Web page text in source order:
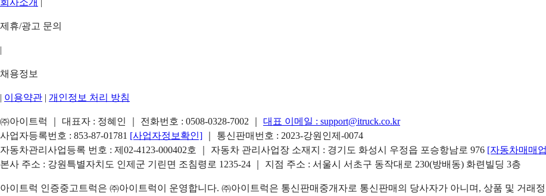
회사소개 |
제휴/광고 문의
|
채용정보
| 이용약관 | 개인정보 처리 방침
㈜아이트럭 ｜ 대표자 : 정혜인 ｜ 전화번호 : 0508-0328-7002 대표 이메일 : support@itruck.co.kr
사업자등록번호 : 853-87-01781 [사업자정보확인]
｜ 통신판매번호 : 2023-강원인제-0074
자동차관리사업등록 번호 : 제02-4123-000402호 ｜ 자동차 관리사업장 소재지 : 경기도 화성시 우정읍 포승항남로 976 [자동차매매
본사 주소 : 강원특별자치도 인제군 기린면 조침령로 1235-24 ｜ 지점 주소 : 서울시 서초구 동작대로 230(방배동) 화련빌딩 3층
아이트럭 인증중고트럭은 ㈜아이트럭이 운영합니다. ㈜아이트럭은 통신판매중개자로 통신판매의 당사자가 아니며, 상품 및 거래